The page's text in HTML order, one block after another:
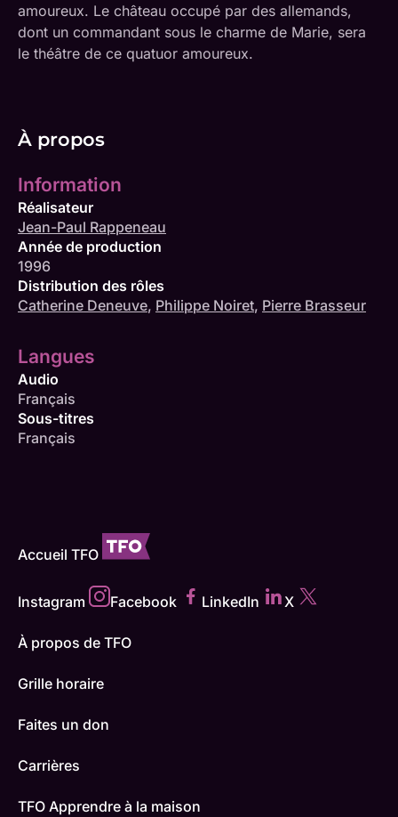
amoureux. Le château occupé par des allemands,
dont un commandant sous le charme de Marie, sera
le théâtre de ce quatuor amoureux.
À propos
Information
Réalisateur
Jean-Paul Rappeneau
Année de production
1996
Distribution des rôles
Catherine Deneuve, Philippe Noiret, Pierre Brasseur
Langues
Audio
Français
Sous-titres
Français
Accueil TFO
Instagram Facebook LinkedIn X
À propos de TFO
Grille horaire
Faites un don
Carrières
TFO Apprendre à la maison